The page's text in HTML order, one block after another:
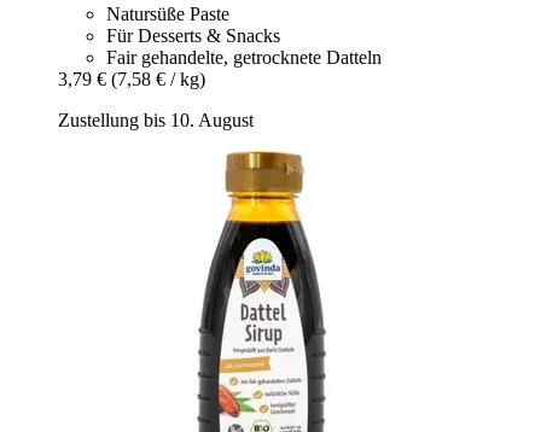
Natursüße Paste
Für Desserts & Snacks
Fair gehandelte, getrocknete Datteln
3,79 € (7,58 € / kg)
Zustellung bis 10. August